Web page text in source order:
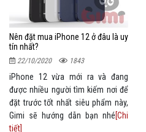
Nên đặt mua iPhone 12 ở đâu là uy
tín nhất?
22/10/2020 1843
iPhone 12 vừa mới ra và đang
được nhiều người tìm kiếm nơi để
đặt trước tốt nhất siêu phẩm này,
Gimi sẽ hướng dẫn bạn nhé[Chi
tiết]